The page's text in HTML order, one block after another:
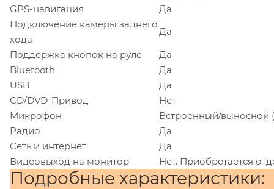
GPS-навигация
Да
Подключение камеры заднего
хода
Да
Поддержка кнопок на руле
Да
Bluetooth
Да
USB
Да
CD/DVD-Привод
Нет
Микрофон
Встроенный/выносной
Радио
Да
Сеть и интернет
Да
Видеовыход на монитор
Нет. Приобретается
Подробные характеристики: